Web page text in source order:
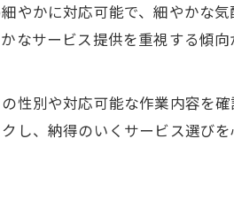
ービスで家事負担を効率化
の便利屋が選ばれる理由
便利な依頼タイミングとは
かに対応可能で、細やかな
サービス提供を重視する傾
別や対応可能な作業内容を
、納得のいくサービス選びを